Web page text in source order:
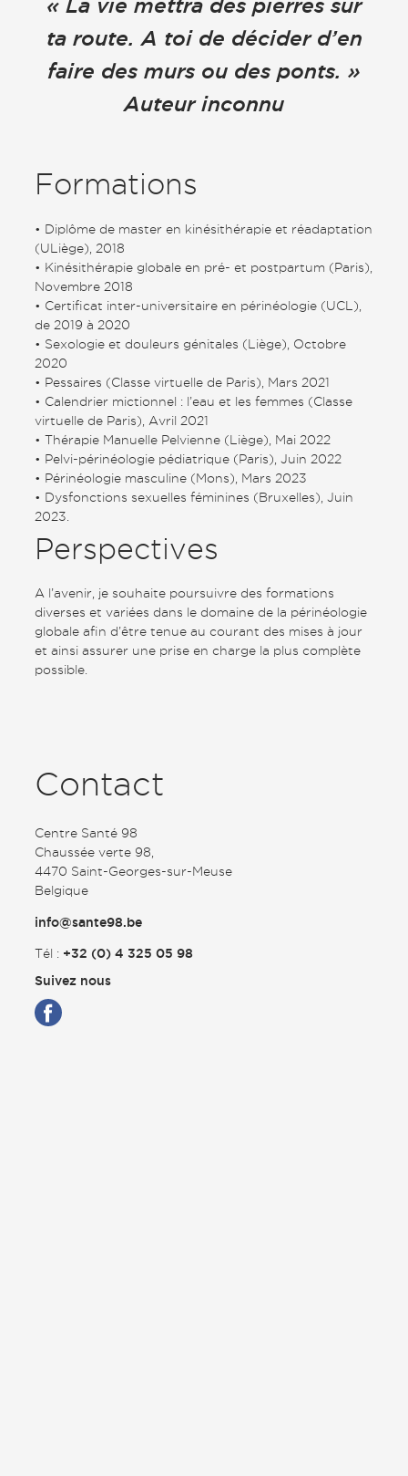
« La vie mettra des pierres sur
ta route. A toi de décider d’en
faire des murs ou des ponts. »
Auteur inconnu
Formations
• Diplôme de master en kinésithérapie et réadaptation
(ULiège), 2018
• Kinésithérapie globale en pré- et postpartum (Paris),
Novembre 2018
• Certificat inter-universitaire en périnéologie (UCL),
de 2019 à 2020
• Sexologie et douleurs génitales (Liège), Octobre
2020
• Pessaires (Classe virtuelle de Paris), Mars 2021
• Calendrier mictionnel : l’eau et les femmes (Classe
virtuelle de Paris), Avril 2021
• Thérapie Manuelle Pelvienne (Liège), Mai 2022
• Pelvi-périnéologie pédiatrique (Paris), Juin 2022
• Périnéologie masculine (Mons), Mars 2023
• Dysfonctions sexuelles féminines (Bruxelles), Juin
2023.
Perspectives
A l’avenir, je souhaite poursuivre des formations
diverses et variées dans le domaine de la périnéologie
globale afin d’être tenue au courant des mises à jour
et ainsi assurer une prise en charge la plus complète
possible.
Contact
Centre Santé 98
Chaussée verte 98,
4470 Saint-Georges-sur-Meuse
Belgique
info@sante98.be
Tél : +32 (0) 4 325 05 98
Suivez nous